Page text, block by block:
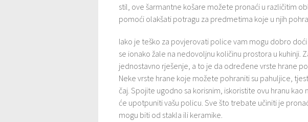
stil, ove šarmantne košare možete pronaći u različitim
pomoći olakšati potragu za predmetima koje u njih
Iako je teško za povjerovati police vam mogu dobro doći
se ionako žale na nedovoljnu količinu prostora u kuhinji.
jednostavno rješenje, a to je da određene vrste hrane
Neke vrste hrane koje možete pohraniti su pahuljice,
čaj. Spojite ugodno sa korisnim, iskoristite ovu hranu
će upotpuniti vašu policu. Sve što trebate učiniti je
mogu biti od stakla ili keramike.